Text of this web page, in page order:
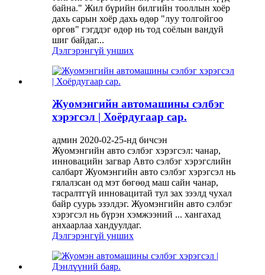
байна." Жил бүрийн билгийн тооллын хоёр
дахь сарын хоёр дахь өдөр "луу толгойгоо
өргөв" гэгддэг өдөр нь тод соёлын вандуй
шиг байдаг...
Дэлгэрэнгүй унших
Жуомэнгийн автомашины сэлбэг
хэрэгсэл | Хоёрдугаар сар.
админ 2020-02-25-нд бичсэн
Жуомэнгийн авто сэлбэг хэрэгсэл: чанар,
инновацийн загвар Авто сэлбэг хэрэгслийн
салбарт Жуомэнгийн авто сэлбэг хэрэгсэл нь
гялалзсан од мэт бөгөөд маш сайн чанар,
тасралтгүй инновацитай тул зах зээлд чухал
байр суурь эзэлдэг. Жуомэнгийн авто сэлбэг
хэрэгсэл нь бүрэн хэмжээний ... хангахад
анхаарлаа хандуулдаг.
Дэлгэрэнгүй унших